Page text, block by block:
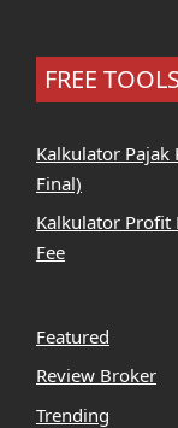
FREE TOOLS
Kalkulator Pajak
Final)
Kalkulator
Fee
Featured
Review Broker
Trending